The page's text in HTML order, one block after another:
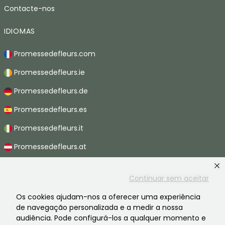
Continuar sem aceitar
Os cookies ajudam-nos a oferecer uma experiência
de navegação personalizada e a medir a nossa
audiência. Pode configurá-los a qualquer momento e
Contacte-nos
IDIOMAS
Promessedefleurs.com
Promessedefleurs.ie
Promessedefleurs.de
Promessedefleurs.es
Promessedefleurs.it
Promessedefleurs.at
Promessedefleurs.ch